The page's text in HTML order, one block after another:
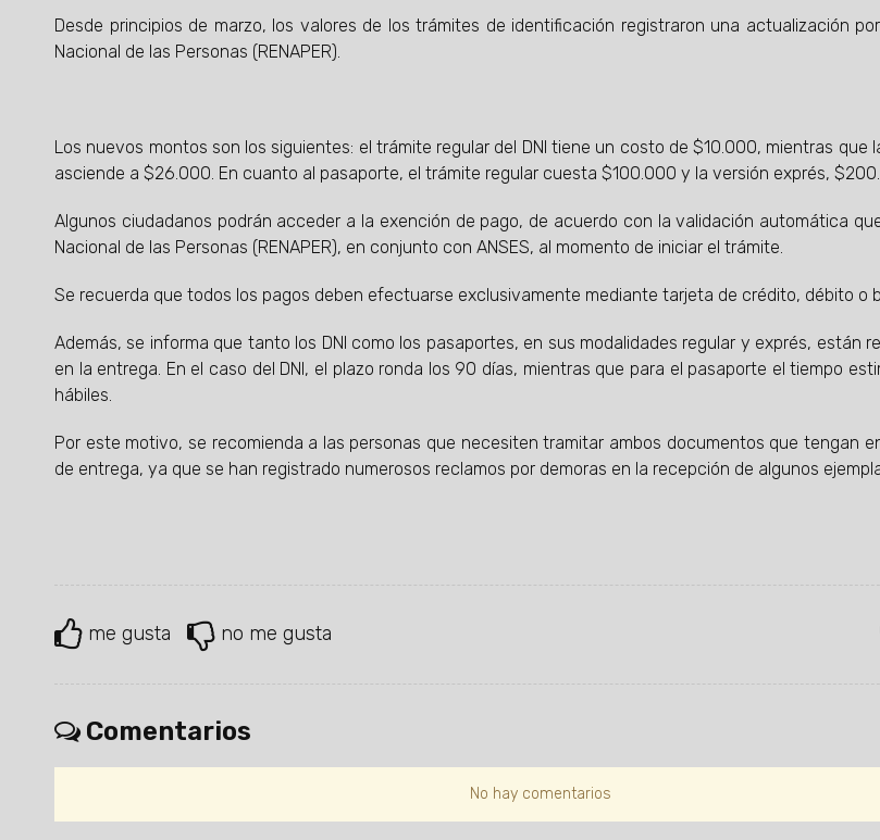
Desde principios de marzo, los valores de los trámites de identificación registraron una actualización
Nacional de las Personas (RENAPER).
Los nuevos montos son los siguientes: el trámite regular del DNI tiene un costo de $10.000, mientras que
asciende a $26.000. En cuanto al pasaporte, el trámite regular cuesta $100.000 y la versión exprés,
Algunos ciudadanos podrán acceder a la exención de pago, de acuerdo con la validación automática
Nacional de las Personas (RENAPER), en conjunto con ANSES, al momento de iniciar el trámite.
Se recuerda que todos los pagos deben efectuarse exclusivamente mediante tarjeta de crédito, débito o
Además, se informa que tanto los DNI como los pasaportes, en sus modalidades regular y exprés, están
en la entrega. En el caso del DNI, el plazo ronda los 90 días, mientras que para el pasaporte el tiempo
hábiles.
Por este motivo, se recomienda a las personas que necesiten tramitar ambos documentos que tengan
de entrega, ya que se han registrado numerosos reclamos por demoras en la recepción de algunos
me gusta no me gusta
Comentarios
No hay comentarios